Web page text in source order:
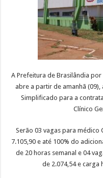
A Prefeitura de Brasilândia
abre a partir de amanhã (09),
Simplificado para a
Clínico
Serão 03 vagas para médico
7.105,90 e até 100% do
de 20 horas semanal e 04
de 2.074,54 e carga